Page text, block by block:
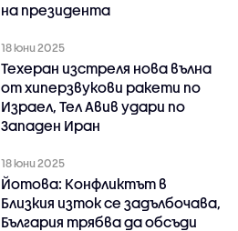
на президента
18 юни 2025
Техеран изстреля нова вълна
от хиперзвукови ракети по
Израел, Тел Авив удари по
Западен Иран
18 юни 2025
Йотова: Конфликтът в
Близкия изток се задълбочава,
България трябва да обсъди